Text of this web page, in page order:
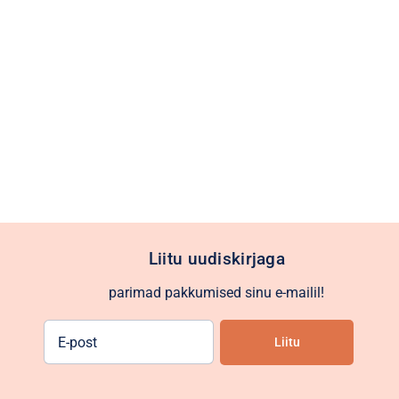
Liitu uudiskirjaga
parimad pakkumised sinu e-mailil!
Liitu